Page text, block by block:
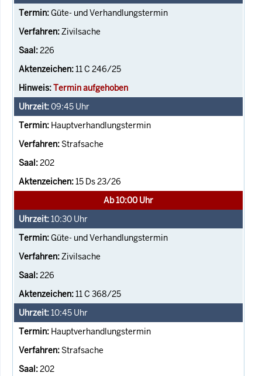
Güte- und Verhandlungstermin
Zivilsache
226
11 C 246/25
Termin aufgehoben
09:45 Uhr
Hauptverhandlungstermin
Strafsache
202
15 Ds 23/26
Ab 10:00 Uhr
10:30 Uhr
Güte- und Verhandlungstermin
Zivilsache
226
11 C 368/25
10:45 Uhr
Hauptverhandlungstermin
Strafsache
202